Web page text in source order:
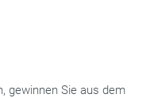
gewinnen Sie aus dem